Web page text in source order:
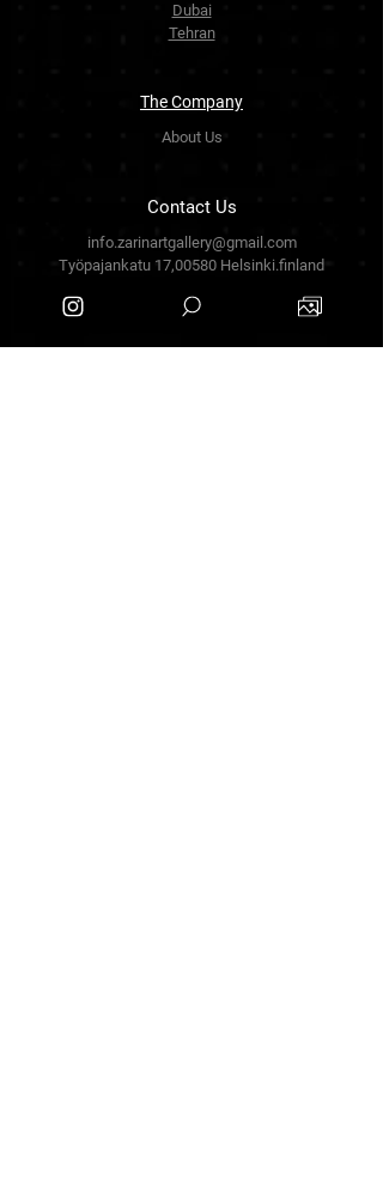
Dubai
Tehran
The Company
About Us
Contact Us
info.zarinartgallery@gmail.com
Työpajankatu 17,00580 Helsinki.finland